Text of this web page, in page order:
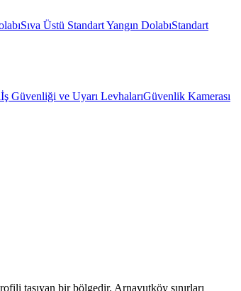
Sıva Üstü Standart Yangın DolabıStandart
İş Güvenliği ve Uyarı LevhalarıGüvenlik Kamerası
taşıyan bir bölgedir. Arnavutköy sınırları